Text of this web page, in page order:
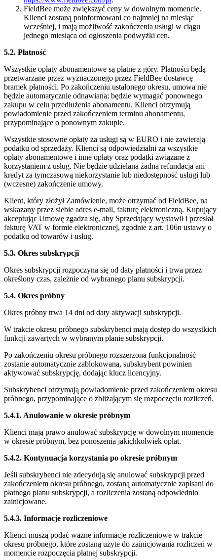
FieldBee może zwiększyć ceny w dowolnym momencie.
Klienci zostaną poinformowani co najmniej na miesiąc
wcześniej, i mają możliwość zakończenia usługi w ciągu
jednego miesiąca od ogłoszenia podwyżki cen.
5.2. Płatność
Wszystkie opłaty abonamentowe są płatne z góry. Płatności będą
przetwarzane przez wyznaczonego przez FieldBee dostawcę
bramek płatności. Po zakończeniu ustalonego okresu, umowa nie
będzie automatycznie odnawiana; będzie wymagać ponownego
zakupu w celu przedłużenia abonamentu. Klienci otrzymują
powiadomienie przed zakończeniem terminu abonamentu,
przypominające o ponownym zakupie.
Wszystkie stosowne opłaty za usługi są w EURO i nie zawierają
podatku od sprzedaży. Klienci są odpowiedzialni za wszystkie
opłaty abonamentowe i inne opłaty oraz podatki związane z
korzystaniem z usług. Nie będzie udzielana żadna refundacja ani
kredyt za tymczasową niekorzystanie lub niedostępność usługi lub
(wczesne) zakończenie umowy.
Klient, który złożył Zamówienie, może otrzymać od FieldBee, na
wskazany przez siebie adres e-mail, fakturę elektroniczną. Kupujący
akceptując Umowę zgadza się, aby Sprzedający wystawił i przesłał
fakturę VAT w formie elektronicznej, zgodnie z art. 106n ustawy o
podatku od towarów i usług.
5.3. Okres subskrypcji
Okres subskrypcji rozpoczyna się od daty płatności i trwa przez
określony czas, zależnie od wybranego planu subskrypcji.
5.4. Okres próbny
Okres próbny trwa 14 dni od daty aktywacji subskrypcji.
W trakcie okresu próbnego subskrybenci mają dostęp do wszystkich
funkcji zawartych w wybranym planie subskrypcji.
Po zakończeniu okresu próbnego rozszerzona funkcjonalność
zostanie automatycznie zablokowana, subskrybent powinien
aktywować subskrypcję, dodając klucz licencyjny.
Subskrybenci otrzymają powiadomienie przed zakończeniem okresu
próbnego, przypominające o zbliżającym się rozpoczęciu rozliczeń.
5.4.1. Anulowanie w okresie próbnym
Klienci mają prawo anulować subskrypcję w dowolnym momencie
w okresie próbnym, bez ponoszenia jakichkolwiek opłat.
5.4.2. Kontynuacja korzystania po okresie próbnym
Jeśli subskrybenci nie zdecydują się anulować subskrypcji przed
zakończeniem okresu próbnego, zostaną automatycznie zapisani do
płatnego planu subskrypcji, a rozliczenia zostaną odpowiednio
zainicjowane.
5.4.3. Informacje rozliczeniowe
Klienci muszą podać ważne informacje rozliczeniowe w trakcie
okresu próbnego, które zostaną użyte do zainicjowania rozliczeń w
momencie rozpoczęcia płatnej subskrypcji.